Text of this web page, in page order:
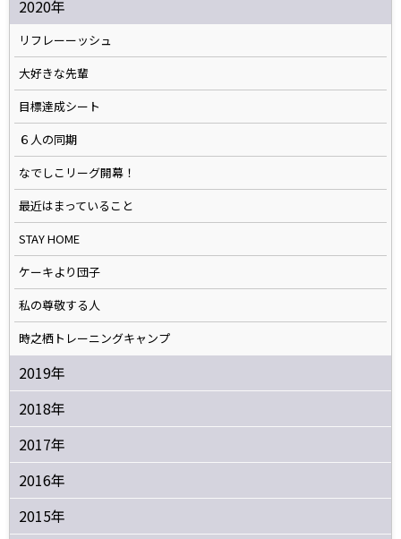
2020年
リフレーーッシュ
大好きな先輩
目標達成シート
６人の同期
なでしこリーグ開幕！
最近はまっていること
STAY HOME
ケーキより団子
私の尊敬する人
時之栖トレーニングキャンプ
2019年
2018年
2017年
2016年
2015年